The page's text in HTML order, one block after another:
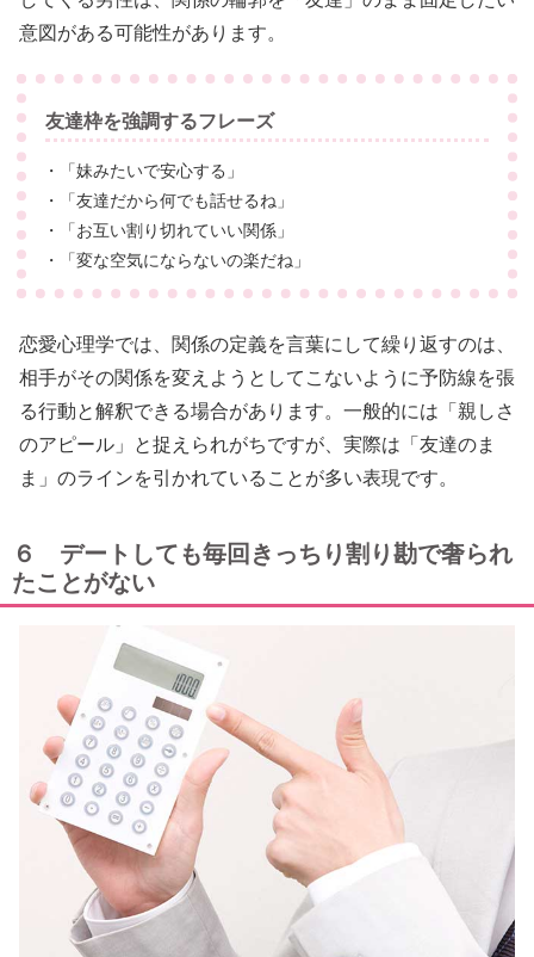
意図がある可能性があります。
友達枠を強調するフレーズ
・「妹みたいで安心する」
・「友達だから何でも話せるね」
・「お互い割り切れていい関係」
・「変な空気にならないの楽だね」
恋愛心理学では、関係の定義を言葉にして繰り返すのは、
相手がその関係を変えようとしてこないように予防線を張
る行動と解釈できる場合があります。一般的には「親しさ
のアピール」と捉えられがちですが、実際は「友達のま
ま」のラインを引かれていることが多い表現です。
６ デートしても毎回きっちり割り勘で奢られ
たことがない